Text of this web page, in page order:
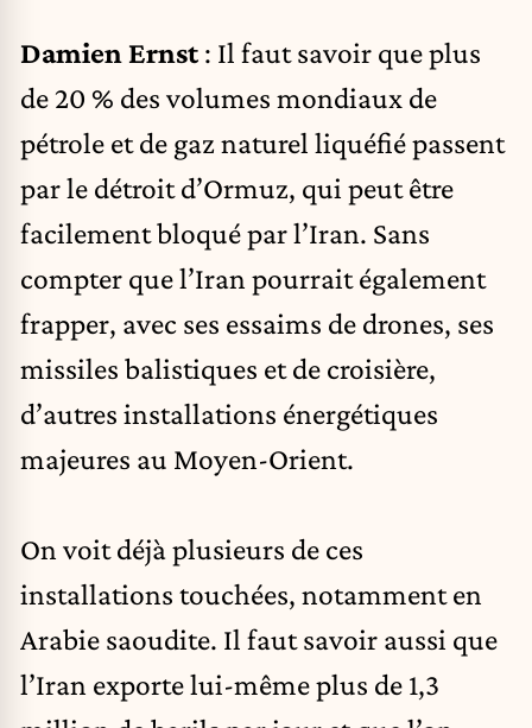
Damien Ernst : Il faut savoir que plus
de 20 % des volumes mondiaux de
pétrole et de gaz naturel liquéfié passent
par le détroit d’Ormuz, qui peut être
facilement bloqué par l’Iran. Sans
compter que l’Iran pourrait également
frapper, avec ses essaims de drones, ses
missiles balistiques et de croisière,
d’autres installations énergétiques
majeures au Moyen-Orient.
On voit déjà plusieurs de ces
installations touchées, notamment en
Arabie saoudite. Il faut savoir aussi que
l’Iran exporte lui-même plus de 1,3